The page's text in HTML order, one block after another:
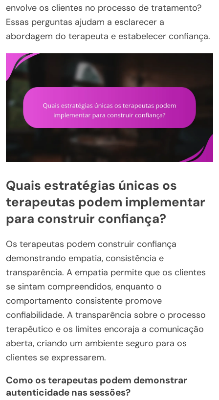
envolve os clientes no processo de tratamento?
Essas perguntas ajudam a esclarecer a
abordagem do terapeuta e estabelecer confiança.
Quais estratégias únicas os
terapeutas podem implementar
para construir confiança?
Os terapeutas podem construir confiança
demonstrando empatia, consistência e
transparência. A empatia permite que os clientes
se sintam compreendidos, enquanto o
comportamento consistente promove
confiabilidade. A transparência sobre o processo
terapêutico e os limites encoraja a comunicação
aberta, criando um ambiente seguro para os
clientes se expressarem.
Como os terapeutas podem demonstrar
autenticidade nas sessões?